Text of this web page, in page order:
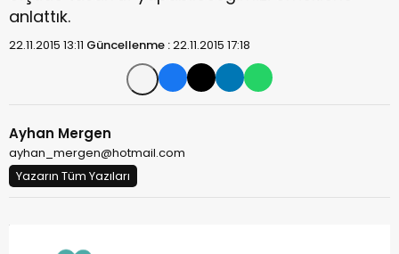
anlattık.
22.11.2015 13:11 Güncellenme :22.11.2015 17:18
Ayhan Mergen
ayhan_mergen@hotmail.com
Yazarın Tüm Yazıları